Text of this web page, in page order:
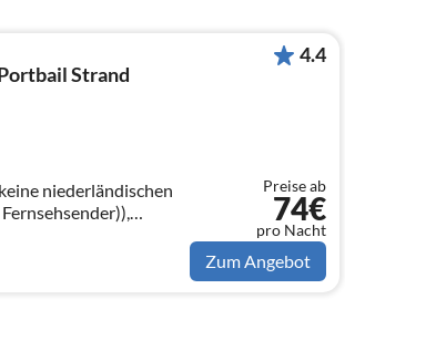
Strand
niederländischen
Toaster,
4.4
Preise ab
74€
pro Nacht
Zum Angebot